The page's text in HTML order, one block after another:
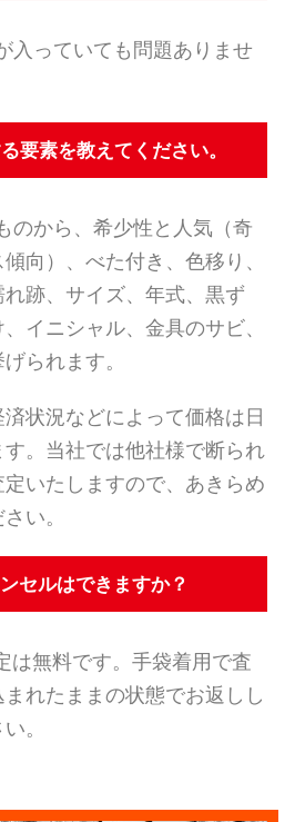
入っていても問題ありませ
素を教えてください。
のから、希少性と人気（奇
向）、べた付き、色移り、
跡、サイズ、年式、黒ず
イニシャル、金具のサビ、
られます。
状況などによって価格は日
。当社では他社様で断られ
いたしますので、あきらめ
い。
セルはできますか？
無料です。手袋着用で査
れたままの状態でお返しし
。